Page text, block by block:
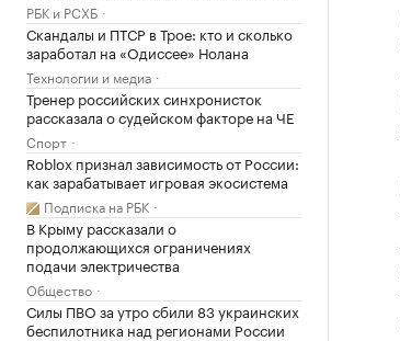
РБК и РСХБ
Скандалы и ПТСР в Трое: кто и сколько
заработал на «Одиссее» Нолана
Технологии и медиа
Тренер российских синхронисток
рассказала о судейском факторе на ЧЕ
Спорт
Roblox признал зависимость от России:
как зарабатывает игровая экосистема
Подписка на РБК
В Крыму рассказали о
продолжающихся ограничениях
подачи электричества
Общество
Силы ПВО за утро сбили 83 украинских
беспилотника над регионами России